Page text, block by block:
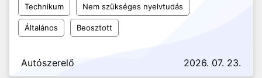
Technikum Nem szükséges nyelvtudás
Általános Beosztott
Autószerelő 2026. 07. 23.